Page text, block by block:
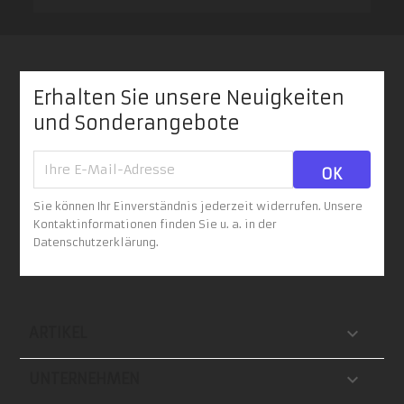
Erhalten Sie unsere Neuigkeiten
und Sonderangebote
Sie können Ihr Einverständnis jederzeit widerrufen. Unsere
Kontaktinformationen finden Sie u. a. in der
Datenschutzerklärung.

